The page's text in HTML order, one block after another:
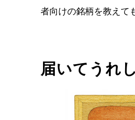
者向けの銘柄を教えて
届いてうれ